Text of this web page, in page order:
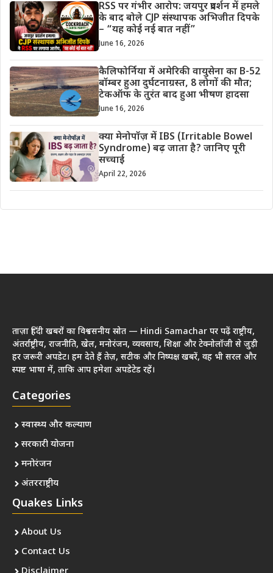
RSS पर गंभीर आरोप: जयपुर प्रदर्शन में हमले
के बाद बोले CJP संस्थापक अभिजीत दिपके
– “यह कोई नई बात नहीं”
June 16, 2026
कैलिफोर्निया में अमेरिकी वायुसेना का B-52
बॉम्बर हुआ दुर्घटनाग्रस्त, 8 लोगों की मौत;
टेकऑफ के तुरंत बाद हुआ भीषण हादसा
June 16, 2026
क्या मेनोपॉज़ में IBS (Irritable Bowel
Syndrome) बढ़ जाता है? जानिए पूरी
सच्चाई
April 22, 2026
ताज़ा हिंदी खबरों का विश्वसनीय स्रोत — Hindi Samachar पर पढ़ें राष्ट्रीय,
अंतर्राष्ट्रीय, राजनीति, खेल, मनोरंजन, व्यवसाय, शिक्षा और टेक्नोलॉजी से जुड़ी
हर जरूरी अपडेट। हम देते हैं तेज़, सटीक और निष्पक्ष खबरें, वह भी सरल और
स्पष्ट भाषा में, ताकि आप हमेशा अपडेटेड रहें।
Categories
स्वास्थ्य और कल्याण
सरकारी योजना
मनोरंजन
अंतरराष्ट्रीय
Quakes Links
About Us
Contact Us